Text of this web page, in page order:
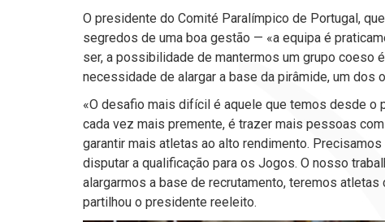
O presidente do Comité Paralímpico de Portugal,
segredos de uma boa gestão — «a equipa é
ser, a possibilidade de mantermos um grupo coeso
necessidade de alargar a base da pirâmide, um
«O desafio mais difícil é aquele que temos desde o
cada vez mais premente, é trazer mais pessoas
garantir mais atletas ao alto rendimento.
disputar a qualificação para os Jogos. O nosso
alargarmos a base de recrutamento, teremos
partilhou o presidente reeleito.